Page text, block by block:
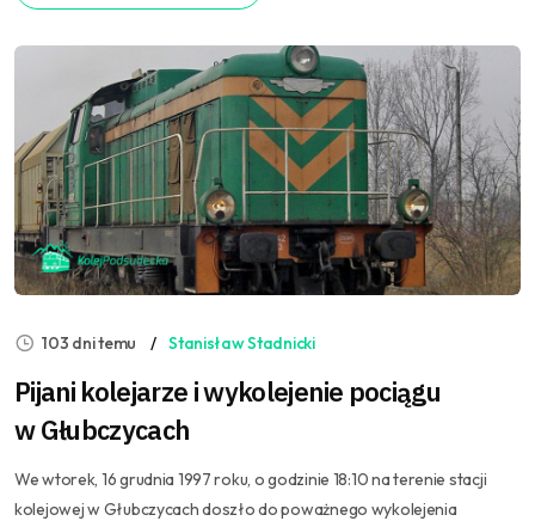
103 dni temu Stanisław Stadnicki
Pijani kolejarze i wykolejenie pociągu
w Głubczycach
We wtorek, 16 grudnia 1997 roku, o godzinie 18:10 na terenie stacji
kolejowej w Głubczycach doszło do poważnego wykolejenia